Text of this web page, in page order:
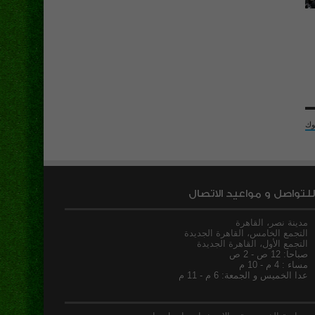
للتواصل و مواعيد الاتصال
مدينة نصر، القاهرة
التجمع الخامس، القاهرة الجديدة
التجمع الأول، القاهرة الجديدة
صباحا: 12 ص - 2 ص
مساء : 4 م - 10 م
عدا الخميس و الجمعة: 6 م - 11 م